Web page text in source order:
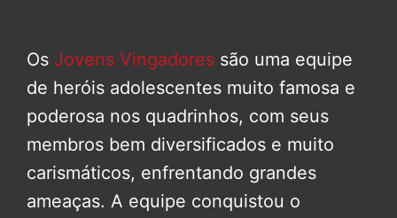
Os Jovens Vingadores são uma equipe
de heróis adolescentes muito famosa e
poderosa nos quadrinhos, com seus
membros bem diversificados e muito
carismáticos, enfrentando grandes
ameaças. A equipe conquistou o